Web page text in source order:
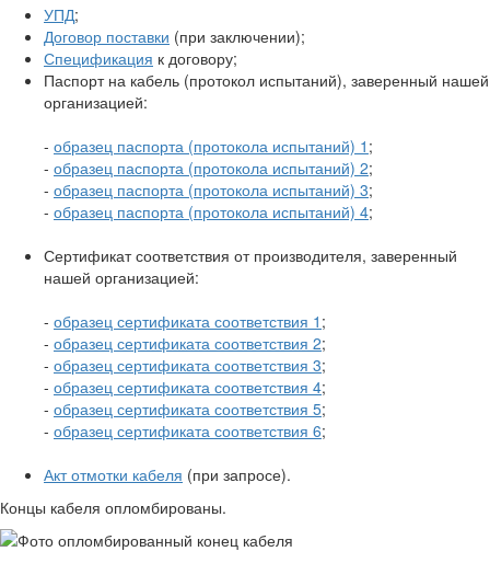
УПД;
Договор поставки (при заключении);
Спецификация к договору;
Паспорт на кабель (протокол испытаний), заверенный нашей
организацией:
- образец паспорта (протокола испытаний) 1 ;
- образец паспорта (протокола испытаний) 2;
- образец паспорта (протокола испытаний) 3;
- образец паспорта (протокола испытаний) 4;
Сертификат соответствия от производителя, заверенный
нашей организацией:
- образец сертификата соответствия 1 ;
- образец сертификата соответствия 2;
- образец сертификата соответствия 3;
- образец сертификата соответствия 4;
- образец сертификата соответствия 5;
- образец сертификата соответствия 6;
Акт отмотки кабеля (при запросе).
Концы кабеля опломбированы.